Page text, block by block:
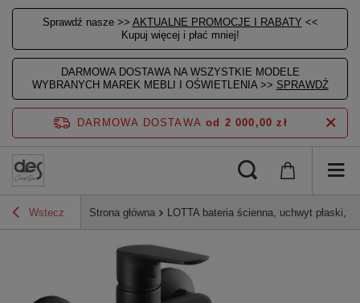
Sprawdź nasze >> AKTUALNE PROMOCJE I RABATY <<
Kupuj więcej i płać mniej!
DARMOWA DOSTAWA NA WSZYSTKIE MODELE
WYBRANYCH MAREK MEBLI I OŚWIETLENIA >> SPRAWDŹ
DARMOWA DOSTAWA od 2 000,00 zł
Wstecz Strona główna LOTTA bateria ścienna, uchwyt płaski,